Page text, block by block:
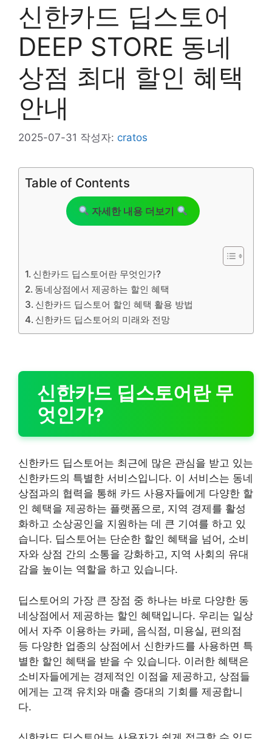
신한카드 딥스토어
DEEP STORE 동네
상점 최대 할인 혜택
안내
2025-07-31 작성자: cratos
Table of Contents
자세한 내용 더보기
신한카드 딥스토어란 무엇인가?
동네상점에서 제공하는 할인 혜택
신한카드 딥스토어 할인 혜택 활용 방법
신한카드 딥스토어의 미래와 전망
신한카드 딥스토어란 무
엇인가?
신한카드 딥스토어는 최근에 많은 관심을 받고 있는
신한카드의 특별한 서비스입니다. 이 서비스는 동네
상점과의 협력을 통해 카드 사용자들에게 다양한 할
인 혜택을 제공하는 플랫폼으로, 지역 경제를 활성
화하고 소상공인을 지원하는 데 큰 기여를 하고 있
습니다. 딥스토어는 단순한 할인 혜택을 넘어, 소비
자와 상점 간의 소통을 강화하고, 지역 사회의 유대
감을 높이는 역할을 하고 있습니다.
딥스토어의 가장 큰 장점 중 하나는 바로 다양한 동
네상점에서 제공하는 할인 혜택입니다. 우리는 일상
에서 자주 이용하는 카페, 음식점, 미용실, 편의점
등 다양한 업종의 상점에서 신한카드를 사용하면 특
별한 할인 혜택을 받을 수 있습니다. 이러한 혜택은
소비자들에게는 경제적인 이점을 제공하고, 상점들
에게는 고객 유치와 매출 증대의 기회를 제공합니
다.